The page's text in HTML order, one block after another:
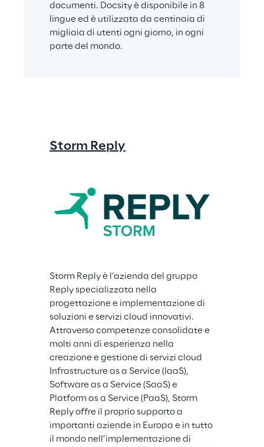
documenti. Docsity è disponibile in 8
lingue ed è utilizzata da centinaia di
migliaia di utenti ogni giorno, in ogni
parte del mondo.
Storm Reply
Storm Reply è l’azienda del gruppo
Reply specializzata nella
progettazione e implementazione di
soluzioni e servizi cloud innovativi.
Attraverso competenze consolidate e
molti anni di esperienza nella
creazione e gestione di servizi cloud
Infrastructure as a Service (IaaS),
Software as a Service (SaaS) e
Platform as a Service (PaaS), Storm
Reply offre il proprio supporto a
importanti aziende in Europa e in tutto
il mondo nell’implementazione di